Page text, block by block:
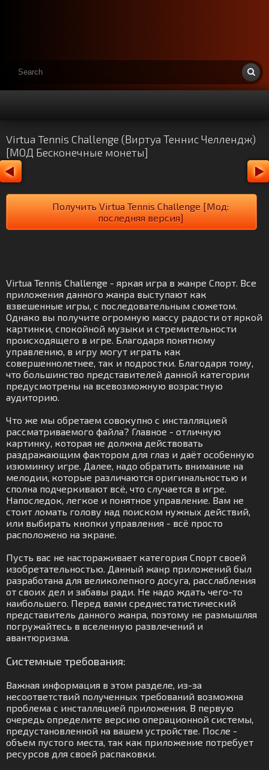
Virtua Tennis Challenge (Виртуа Теннис Челлендж)
[МОД Бесконечные монеты]
Получить Virtua Tennis Challenge [Мод:
последняя версия]
Virtua Tennis Challenge - яркая игра в жанре Спорт. Все
приложения данного жанра выступают как
взвешенные игры, с последовательным сюжетом.
Однако вы получите огромную массу радости от яркой
картинки, спокойной музыки и стремительности
происходящего в игре. Благодаря понятному
управлению, в игру могут играть как
совершеннолетнее, так и подростки. Благодаря тому,
что большинство представителей данной категории
предусмотрены на всевозможную возрастную
аудиторию.
Что же мы обретаем совокупно с инсталляцией
рассматриваемого файла? Главное - отличную
картинку, которая не должна действовать
раздражающим фактором для глаз и даёт особенную
изюминку игре. Далее, надо обратить внимание на
мелодии, которые различаются оригинальностью и
сполна подчеркивают всё, что случается в игре.
Напоследок, легкое и понятное управление. Вам не
стоит ломать голову над поиском нужных действий,
или выбирать кнопки управления - всё просто
расположено на экране.
Пусть вас не настораживает категория Спорт своей
изобретательностью. Данный жанр приложений был
разработана для великолепного досуга, расслабления
от своих дел и забавы ради. Не надо ждать чего-то
наибольшего. Перед вами среднестатистический
представитель данного жанра, поэтому не размышляя
погружайтесь в вселенную развлечений и
авантюризма.
Системные требования:
Важная информация в этом разделе, из-за
несоответствий полученных требований возможна
проблема с инсталляцией приложения. В первую
очередь определите версию операционной системы,
предустановленной на вашем устройстве. После -
объем пустого места, так как приложение потребует
ресурсов для своей распаковки.